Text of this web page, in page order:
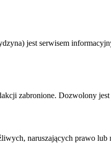
) jest serwisem
zabronione. Dozwolony jest
naruszających prawo lub